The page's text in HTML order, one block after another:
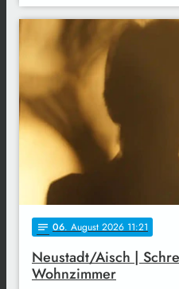
notes 06. August 2026 11:21
Neustadt/Aisch |
Wohnzimmer